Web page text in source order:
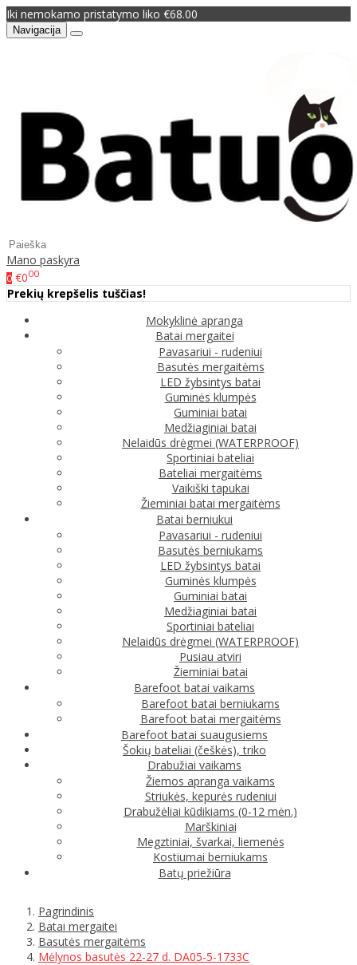
Iki nemokamo pristatymo liko €68.00
Navigacija
Mano paskyra
0 €000
Prekių krepšelis tuščias!
Mokyklinė apranga
Batai mergaitei
Pavasariui - rudeniui
Basutės mergaitėms
LED žybsintys batai
Guminės klumpės
Guminiai batai
Medžiaginiai batai
Nelaidūs drėgmei (WATERPROOF)
Sportiniai bateliai
Bateliai mergaitėms
Vaikiški tapukai
Žieminiai batai mergaitėms
Batai berniukui
Pavasariui - rudeniui
Basutės berniukams
LED žybsintys batai
Guminės klumpės
Guminiai batai
Medžiaginiai batai
Sportiniai bateliai
Nelaidūs drėgmei (WATERPROOF)
Pusiau atviri
Žieminiai batai
Barefoot batai vaikams
Barefoot batai berniukams
Barefoot batai mergaitėms
Barefoot batai suaugusiems
Šokių bateliai (češkės), triko
Drabužiai vaikams
Žiemos apranga vaikams
Striukės, kepurės rudeniui
Drabužėliai kūdikiams (0-12 mėn.)
Marškiniai
Megztiniai, švarkai, liemenės
Kostiumai berniukams
Batų priežiūra
Pagrindinis
Batai mergaitei
Basutės mergaitėms
Mėlynos basutės 22-27 d. DA05-5-1733C